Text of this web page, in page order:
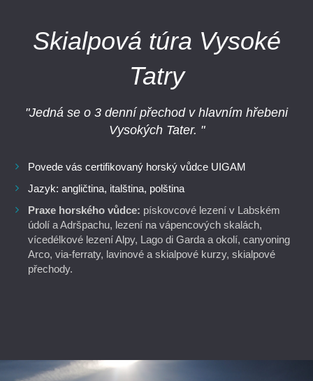
Skialpová túra Vysoké
Tatry
"Jedná se o 3 denní přechod v hlavním hřebeni
Vysokých Tater. "
Povede vás certifikovaný horský vůdce UIGAM
Jazyk: angličtina, italština, polština
Praxe horského vůdce: pískovcové lezení v Labském
údolí a Adršpachu, lezení na vápencových skalách,
vícedélkové lezení Alpy, Lago di Garda a okolí, canyoning
Arco, via-ferraty, lavinové a skialpové kurzy, skialpové
přechody.